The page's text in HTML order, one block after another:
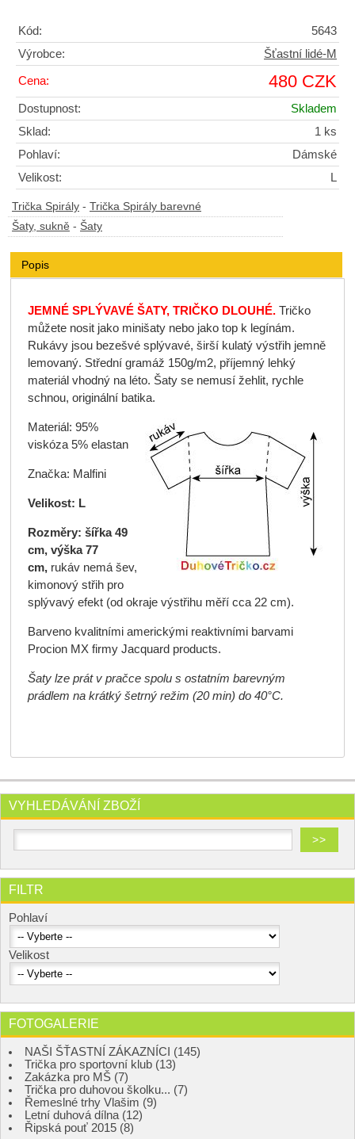
Kód:
5643
Výrobce:
Šťastní lidé-M
Cena: 480 CZK
Dostupnost:
Skladem
Sklad:
1 ks
Pohlaví:
Dámské
Velikost:
L
Trička Spirály - Trička Spirály barevné
Šaty, sukně - Šaty
Popis
JEMNÉ SPLÝVAVÉ ŠATY, TRIČKO DLOUHÉ. Tričko
můžete nosit jako minišaty nebo jako top k legínám.
Rukávy jsou bezešvé splývavé, širší kulatý výstřih jemně
lemovaný. Střední gramáž 150g/m2, příjemný lehký
materiál vhodný na léto. Šaty se nemusí žehlit, rychle
schnou, originální batika.
Materiál: 95%
viskóza 5% elastan
Značka: Malfini
Velikost: L
Rozměry: šířka 49
cm, výška 77
cm,rukáv nemá šev,
kimonový střih pro
splývavý efekt (od okraje výstřihu měří cca 22 cm).
Barveno kvalitními americkými reaktivními barvami
Procion MX firmy Jacquard products.
Šaty lze prát v pračce spolu s ostatním barevným
prádlem na krátký šetrný režim (20 min) do 40°C.
VYHLEDÁVÁNÍ ZBOŽÍ
FILTR
Pohlaví
Velikost
FOTOGALERIE
NAŠI ŠŤASTNÍ ZÁKAZNÍCI (145)
Trička pro sportovní klub (13)
Zakázka pro MŠ (7)
Trička pro duhovou školku... (7)
Řemeslné trhy Vlašim (9)
Letní duhová dílna (12)
Řipská pouť 2015 (8)